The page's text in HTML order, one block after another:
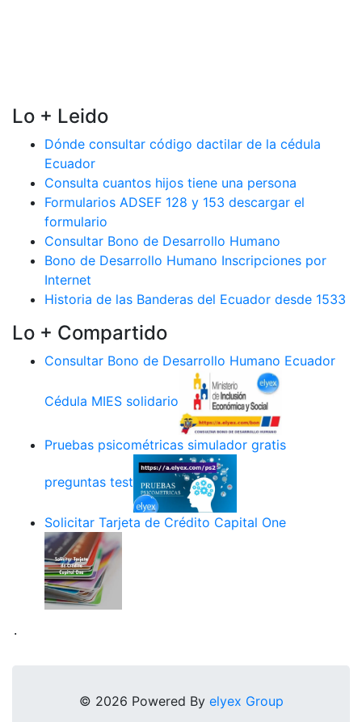
Lo + Leido
Dónde consultar código dactilar de la cédula
Ecuador
Consulta cuantos hijos tiene una persona
Formularios ADSEF 128 y 153 descargar el
formulario
Consultar Bono de Desarrollo Humano
Bono de Desarrollo Humano Inscripciones por
Internet
Historia de las Banderas del Ecuador desde 1533
Lo + Compartido
Consultar Bono de Desarrollo Humano Ecuador
Cédula MIES solidario
Pruebas psicométricas simulador gratis
preguntas test
Solicitar Tarjeta de Crédito Capital One
.
© 2026 Powered By elyex Group